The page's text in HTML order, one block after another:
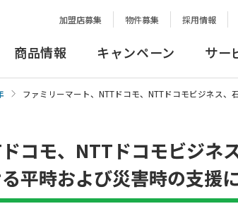
加盟店募集 物件募集 採用情報
商品情報 キャンペーン サー
ファミリーマート、NTTドコモ、NTTドコモビジネス
コモ、NTTドコモビジネス
平時および災害時の支援